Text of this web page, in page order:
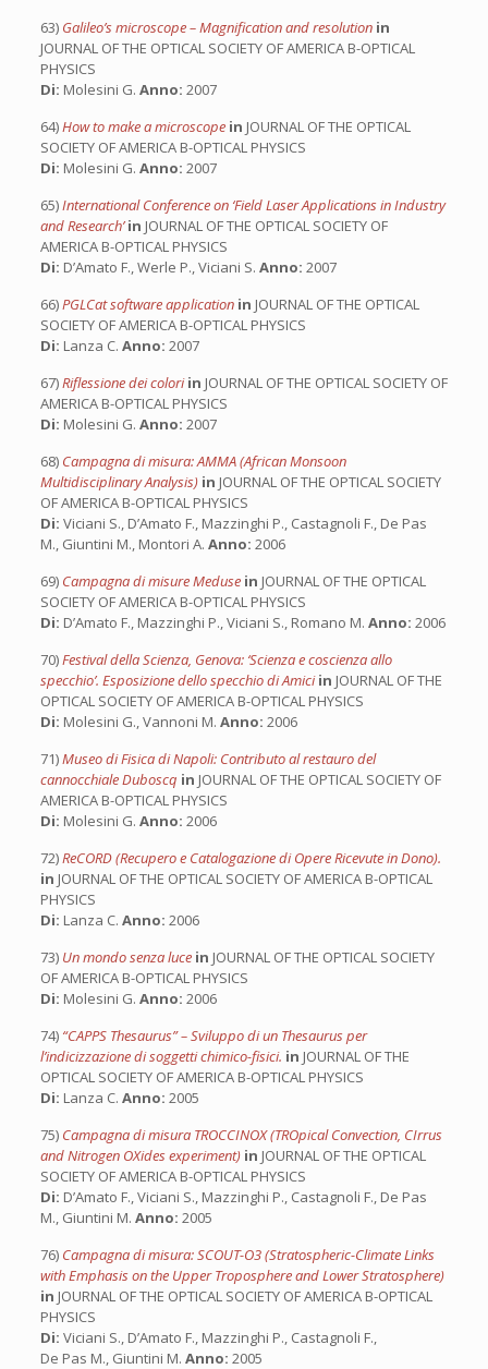
63) Galileo’s microscope – Magnification and resolution in
JOURNAL OF THE OPTICAL SOCIETY OF AMERICA B-OPTICAL
PHYSICS
Di: Molesini G. Anno: 2007
64)How to make a microscope in JOURNAL OF THE OPTICAL
SOCIETY OF AMERICA B-OPTICAL PHYSICS
Di: Molesini G. Anno: 2007
65)International Conference on ‘Field Laser Applications in Industry
and Research’in JOURNAL OF THE OPTICAL SOCIETY OF
AMERICA B-OPTICAL PHYSICS
Di: D’Amato F., Werle P., Viciani S. Anno: 2007
66)PGLCat software application in JOURNAL OF THE OPTICAL
SOCIETY OF AMERICA B-OPTICAL PHYSICS
Di: Lanza C. Anno: 2007
67)Riflessione dei coloriin JOURNAL OF THE OPTICAL SOCIETY OF
AMERICA B-OPTICAL PHYSICS
Di: Molesini G. Anno: 2007
68) Campagna di misura: AMMA (African Monsoon
Multidisciplinary Analysis) in JOURNAL OF THE OPTICAL SOCIETY
OF AMERICA B-OPTICAL PHYSICS
Di: Viciani S., D’Amato F., Mazzinghi P., Castagnoli F., De Pas
M., Giuntini M., Montori A. Anno: 2006
69) Campagna di misure Meduse in JOURNAL OF THE OPTICAL
SOCIETY OF AMERICA B-OPTICAL PHYSICS
Di: D’Amato F., Mazzinghi P., Viciani S., Romano M. Anno: 2006
70)Festival della Scienza, Genova: ‘Scienza e coscienza allo
specchio’. Esposizione dello specchio di Amiciin JOURNAL OF THE
OPTICAL SOCIETY OF AMERICA B-OPTICAL PHYSICS
Di: Molesini G., Vannoni M. Anno: 2006
71)Museo di Fisica di Napoli: Contributo al restauro del
cannocchiale Duboscq in JOURNAL OF THE OPTICAL SOCIETY OF
AMERICA B-OPTICAL PHYSICS
Di: Molesini G. Anno: 2006
72)ReCORD (Recupero e Catalogazione di Opere Ricevute in Dono).
in JOURNAL OF THE OPTICAL SOCIETY OF AMERICA B-OPTICAL
PHYSICS
Di: Lanza C. Anno: 2006
73) Un mondo senza luce in JOURNAL OF THE OPTICAL SOCIETY
OF AMERICA B-OPTICAL PHYSICS
Di: Molesini G. Anno: 2006
74) “CAPPS Thesaurus” – Sviluppo di un Thesaurus per
l’indicizzazione di soggetti chimico-fisici. in JOURNAL OF THE
OPTICAL SOCIETY OF AMERICA B-OPTICAL PHYSICS
Di: Lanza C. Anno: 2005
75) Campagna di misura TROCCINOX (TROpical Convection, CIrrus
and Nitrogen OXides experiment) in JOURNAL OF THE OPTICAL
SOCIETY OF AMERICA B-OPTICAL PHYSICS
Di: D’Amato F., Viciani S., Mazzinghi P., Castagnoli F., De Pas
M., Giuntini M. Anno: 2005
76) Campagna di misura: SCOUT-O3 (Stratospheric-Climate Links
with Emphasis on the Upper Troposphere and Lower Stratosphere)
in JOURNAL OF THE OPTICAL SOCIETY OF AMERICA B-OPTICAL
PHYSICS
Di: Viciani S., D’Amato F., Mazzinghi P., Castagnoli F.,
De Pas M., Giuntini M. Anno: 2005